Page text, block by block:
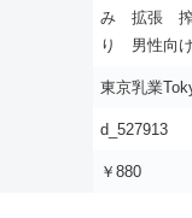
み 拡張
り 男性向
東京乳業
d_527913
￥880